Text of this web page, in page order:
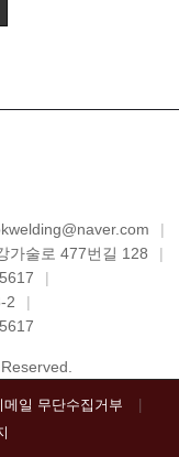
|
가술로 477번길 128
|
|
2
|
메일 무단수집거부